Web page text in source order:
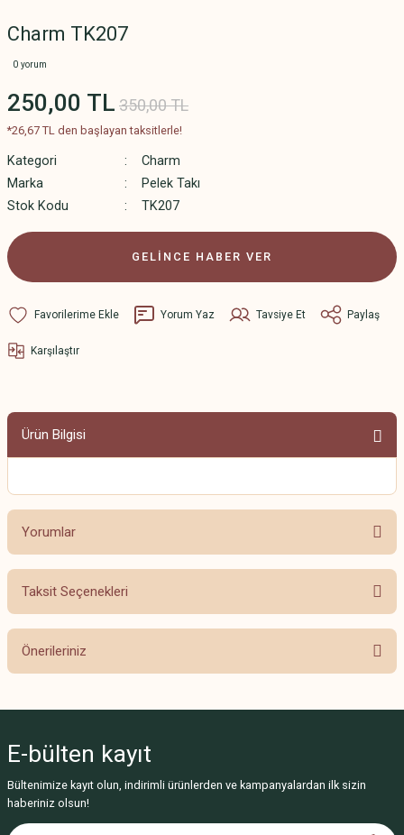
Charm TK207
0 yorum
250,00 TL 350,00 TL
*26,67 TL den başlayan taksitlerle!
Kategori
Charm
Marka
Pelek Takı
Stok Kodu
TK207
GELİNCE HABER VER
Yorum Yaz Tavsiye Et Paylaş
Karşılaştır
Ürün Bilgisi
Yorumlar
Bu ürüne ilk yorumu siz yapın!
Taksit Seçenekleri
Önerileriniz
Görüş ve önerileriniz için teşekkür ederiz.
Ürün resmi kalitesiz, bozuk veya görüntülenemiyor.
Ürün açıklamasında eksik bilgiler bulunuyor.
E-bülten kayıt
Bültenimize kayıt olun, indirimli ürünlerden ve kampanyalardan ilk sizin
haberiniz olsun!